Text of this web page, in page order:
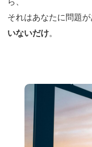
それはあなたに問題が
いないだけ。